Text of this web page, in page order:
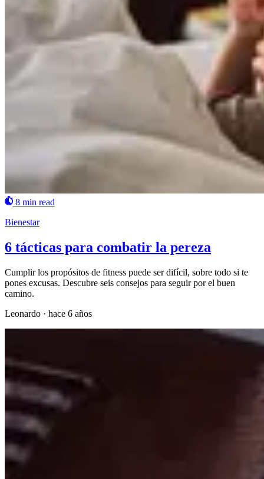
8 min read
Bienestar
6 tácticas para combatir la pereza
Cumplir los propósitos de fitness puede ser difícil, sobre todo si te
pones excusas. Descubre seis consejos para seguir por el buen
camino.
Leonardo · hace 6 años